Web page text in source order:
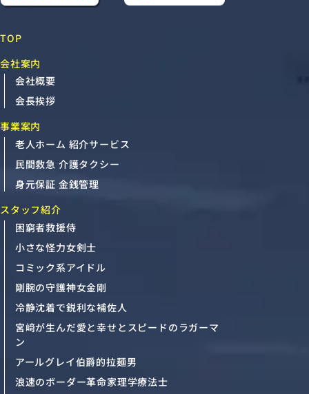
TOP
会社案内
会社概要
会長挨拶
事業案内
老人ホーム 紹介サービス
民間救急 介護タクシー
身元保証 金銭管理
スタッフ紹介
困窮者救援侍
小さな怪力女剣士
コミック系アイドル
剛腕の守護神女金剛
冷静沈着で鋭利な補佐人
宮﨑が生んだ愛と幸せとスピードのラガーマ
ン
アールグレイ伯爵的拉麺男
浪速のボーダー革命家理学療法士